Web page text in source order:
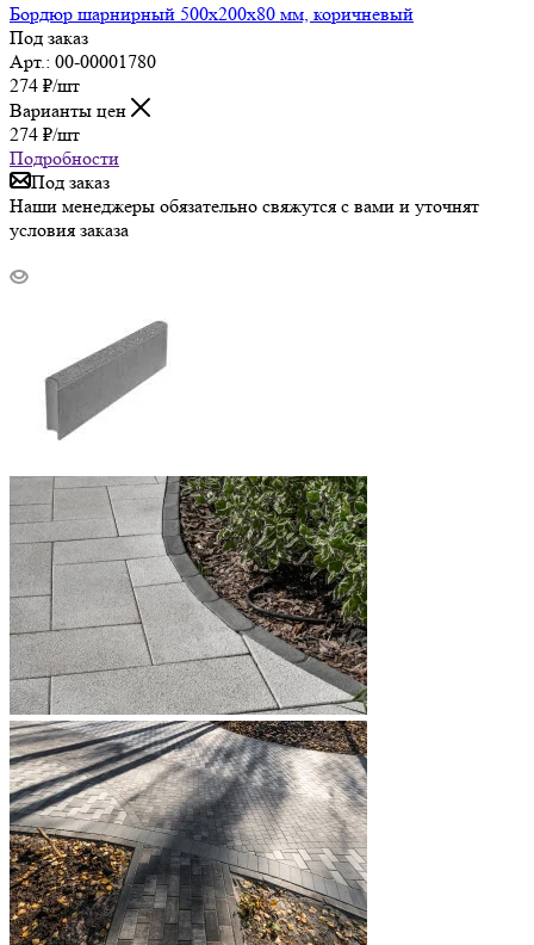
Бордюр шарнирный 500х200х80 мм, коричневый
Под заказ
Арт.: 00-00001780
274 ₽/шт
Варианты цен
274 ₽/шт
Подробности
Под заказ
Наши менеджеры обязательно свяжутся с вами и уточнят
условия заказа